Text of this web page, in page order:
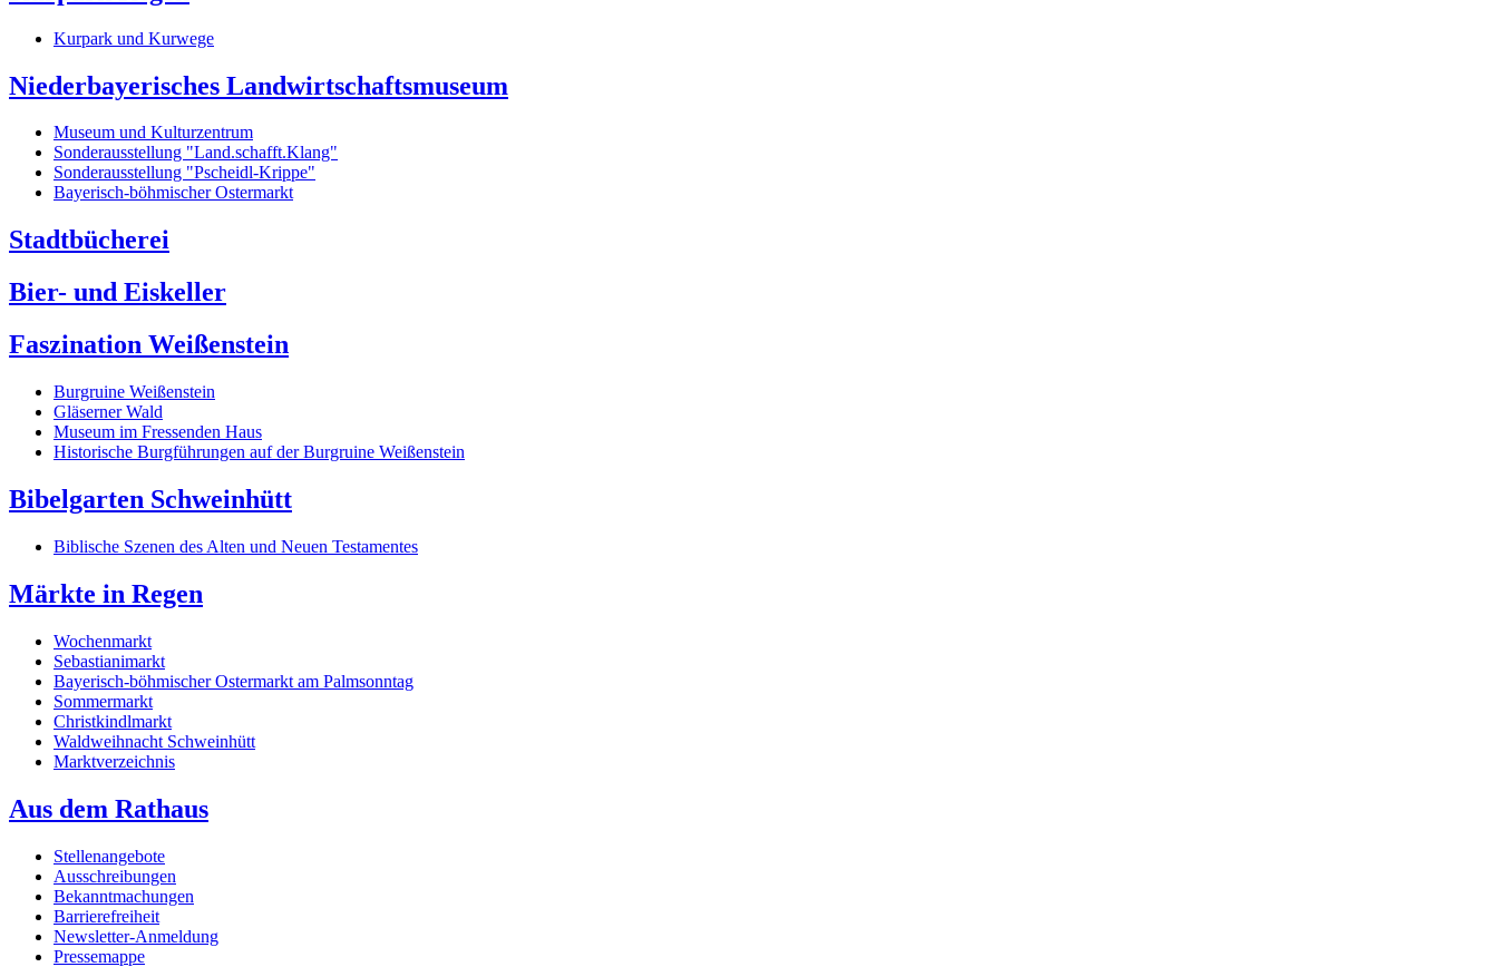
Kurpark und Kurwege
Niederbayerisches Landwirtschaftsmuseum
Museum und Kulturzentrum
Sonderausstellung "Land.schafft.Klang"
Sonderausstellung "Pscheidl-Krippe"
Bayerisch-böhmischer Ostermarkt
Stadtbücherei
Bier- und Eiskeller
Faszination Weißenstein
Burgruine Weißenstein
Gläserner Wald
Museum im Fressenden Haus
Historische Burgführungen auf der Burgruine Weißenstein
Bibelgarten Schweinhütt
Biblische Szenen des Alten und Neuen Testamentes
Märkte in Regen
Wochenmarkt
Sebastianimarkt
Bayerisch-böhmischer Ostermarkt am Palmsonntag
Sommermarkt
Christkindlmarkt
Waldweihnacht Schweinhütt
Marktverzeichnis
Aus dem Rathaus
Stellenangebote
Ausschreibungen
Bekanntmachungen
Barrierefreiheit
Newsletter-Anmeldung
Pressemappe